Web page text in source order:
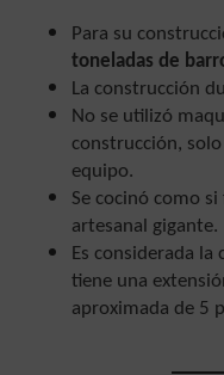
Para su
toneladas de
La construcción
No se utilizó
construcción,
equipo.
Se cocinó como
artesanal gigante.
Es considerada
tiene una
aproximada de 5